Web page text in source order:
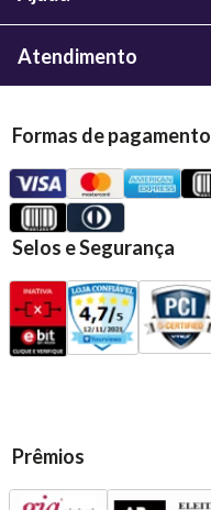
Atendimento
Formas de pagamento
Selos e Segurança
Prêmios